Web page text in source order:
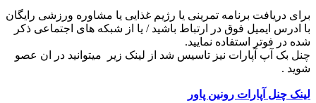
برای دریافت برنامه تمرینی یا رژیم غذایی یا مشاوره ورزشی رایگان
با ادرس ایمیل فوق در ارتباط باشید / یا از شبکه های اجتماعی ذکر
شده در فوتر استفاده نمایید.
چنل بک آپ آپارات نیز تاسیس شد از لینک زیر میتوانید در ان عصو
شوید .
لینک چنل آپارات رونین پاور